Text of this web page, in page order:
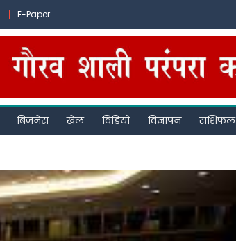
E-Paper
बिजनेस खेल विडियो विज्ञापन राशिफल